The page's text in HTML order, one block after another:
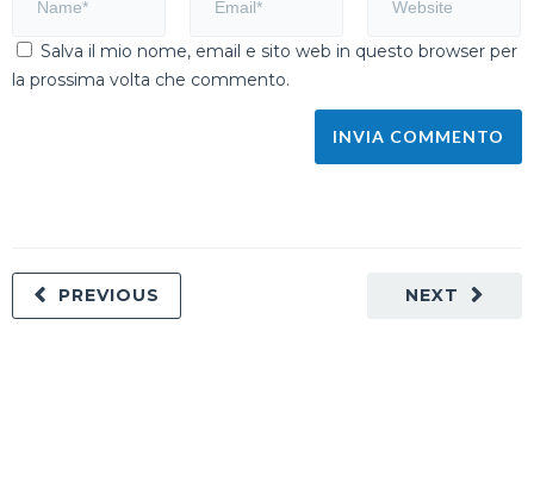
Salva il mio nome, email e sito web in questo browser per
la prossima volta che commento.
NEXT
PREVIOUS